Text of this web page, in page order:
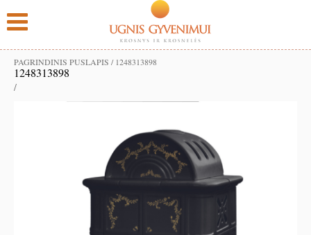
PAGRINDINIS PUSLAPIS / 1248313898
1248313898
/